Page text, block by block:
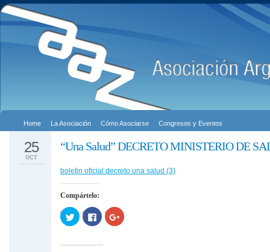
Home La Asociación Cómo Asociarse Congresos y Eventos
“Una Salud” DECRETO MINISTERIO DE
25
OCT
boletin oficial decreto una salud (3)
Compártelo:
Haz
clic
para
en
Haz
clic
para
en
Haz
clic